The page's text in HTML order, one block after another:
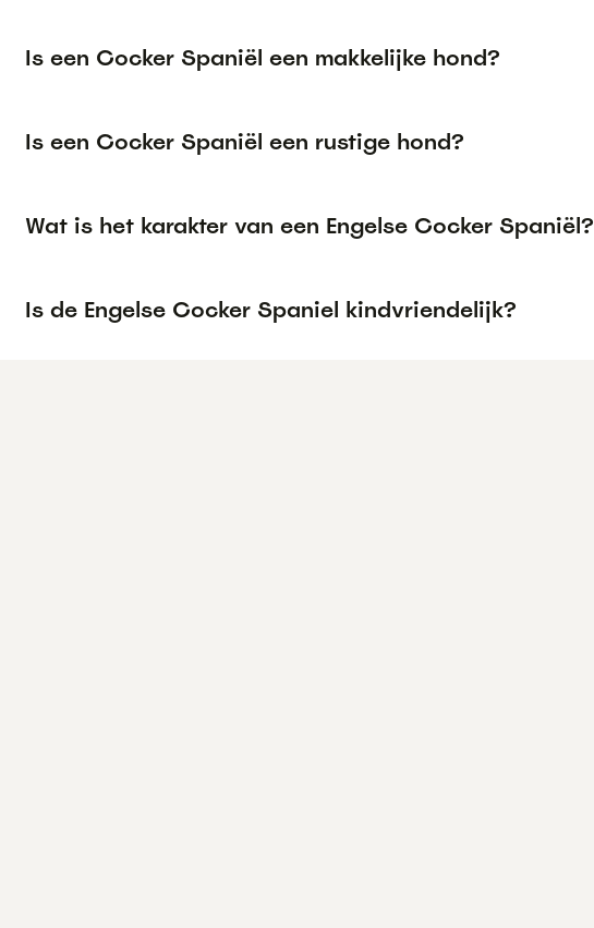
Is een Cocker Spaniël een makkelijke hond?
Is een Cocker Spaniël een rustige hond?
Wat is het karakter van een Engelse Cocker Spaniël?
Is de Engelse Cocker Spaniel kindvriendelijk?